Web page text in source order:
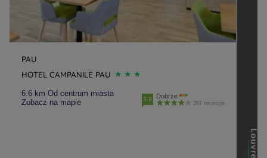
PAU
HOTEL CAMPANILE PAU
6.6 km Od centrum miasta
Zobacz na mapie
3.9 Dobrze
367 recenzje